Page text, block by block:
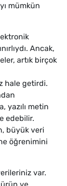
mümkün
Ancak,
artık birçok
hale getirdi.
yazılı metin
edebilir.
büyük veri
öğrenimini
var.